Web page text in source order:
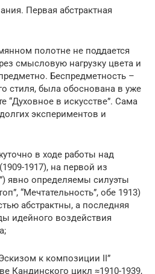
Первая абстрактная
полотне не поддается
смысловую нагрузку цвета и
Беспредметность –
стиля, была обоснована в уже
“Духовное в искусстве”. Сама
экспериментов и
в ходе работы над
1917), на первой из
явно определяемы силуэты
“Мечтательность”, обе 1913)
абстрактны, а последняя
идейного воздействия
к композиции II”
Кандинского цикл ≈1910-1939,